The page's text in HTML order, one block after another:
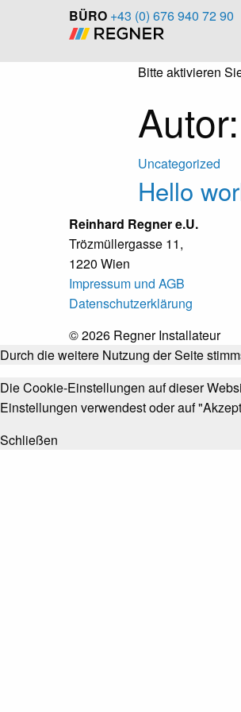
BÜRO +43 (0) 676 940 72 90
Bitte aktivieren
Autor:
Uncategorized
Hello
Reinhard Regner e.U.
Trözmüllergasse 11,
1220 Wien
Impressum und AGB
Datenschutzerklärung
© 2026 Regner Installateur
Durch die weitere Nutzung der Seite
Die Cookie-Einstellungen auf dieser
Einstellungen verwendest oder auf
Schließen